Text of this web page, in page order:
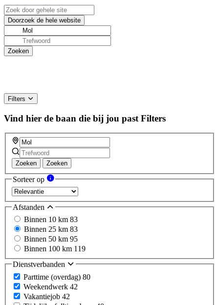
Filters
Vind hier de baan die bij jou past Filters
Zoeken Zoeken
Sorteer op
Afstanden
Binnen 10 km 83
Binnen 25 km 83
Binnen 50 km 95
Binnen 100 km 119
Dienstverbanden
Parttime (overdag) 80
Weekendwerk 42
Vakantiejob 42